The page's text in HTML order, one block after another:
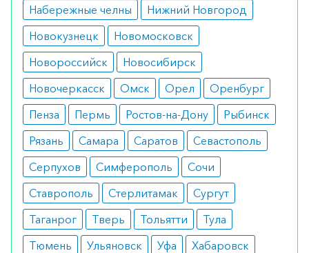
артрит при псориазе).
Противопоказания
чувствительность к препаратам золота;
нарушения работы почек и печени;
заболевания крови;
тяжелые формы дерматита;
период беременности и лактации.
Побочные реакции
анемия;
диарея;
тошнота;
рвота;
фарингит;
аллергические реакции.
Набережные челны
Нижний Новгород
Новокузнецк
Новомосковск
Новороссийск
Новосибирск
Новочеркасск
Омск Орел
Оренбург
Пенза
Пермь Ростов-на-Дону
Рыбинск
Рязань
Самара Саратов
Севастополь
Серпухов
Симферополь
Сочи
Ставрополь
Стерлитамак
Сургут
Таганрог
Тверь Тольятти
Тула
Тюмень
Ульяновск Уфа
Хабаровск